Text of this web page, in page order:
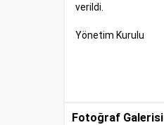
verildi.
Yönetim Kurulu
Fotoğraf Galerisi